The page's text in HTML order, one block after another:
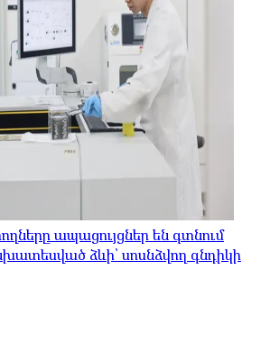
ապացույցներ են գտնում
ձևի՝ սոսնձվող գնդիկի